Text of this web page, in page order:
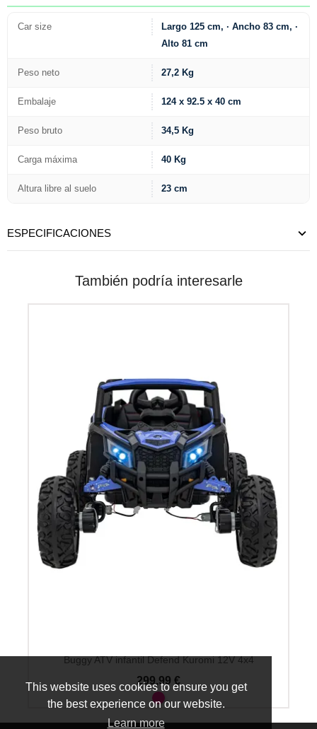
This website uses cookies to ensure you get
the best experience on our website.
Learn more
Car size
Largo 125 cm, · Ancho 83 cm, ·
Alto 81 cm
Peso neto 27,2 Kg
Embalaje 124 x 92.5 x 40 cm
Peso bruto 34,5 Kg
Carga máxima 40 Kg
Altura libre al suelo 23 cm
ESPECIFICACIONES
También podría interesarle
Buggy ATV infantil Defend Kuromi 12V 4x4
299,99 €